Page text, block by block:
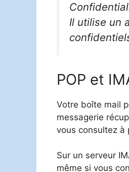
Il utilise un
POP et
Votre boîte mail
messagerie
vous consultez à
Sur un serveur
même si vous